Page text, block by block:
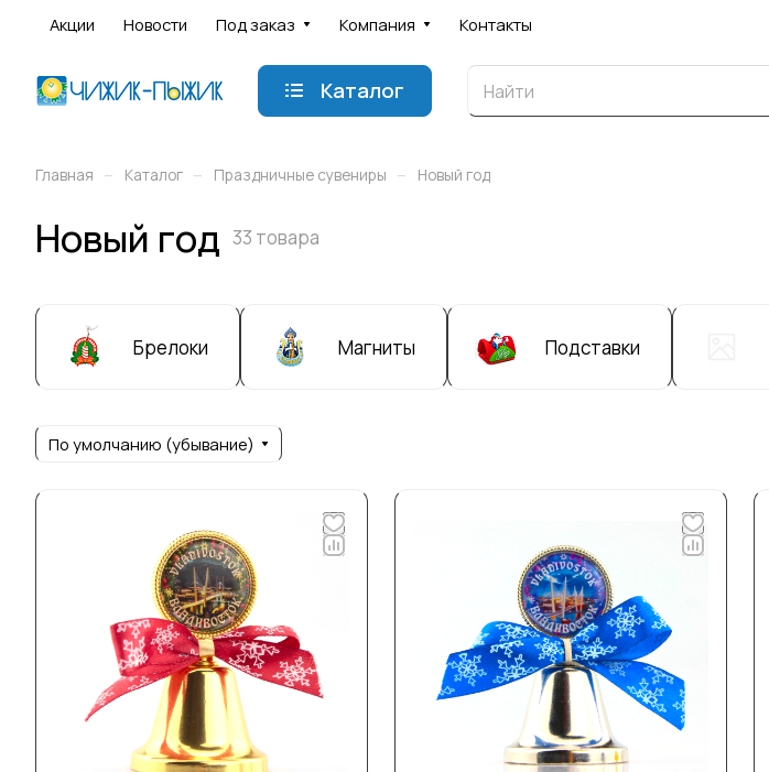
Акции Новости Под заказ Компания Контакты
Каталог
Главная – Каталог – Праздничные сувениры – Новый год
Новый год 33 товара
Брелоки Магниты Подставки
По умолчанию (убывание)